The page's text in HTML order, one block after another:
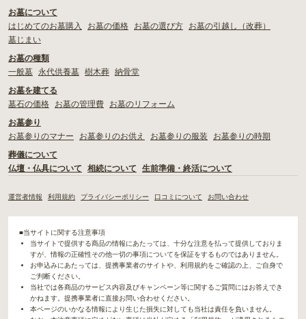
お墓について
はじめてのお墓購入
お墓の価格 お墓の選び方
お墓の引越し（改葬）
墓じまい
お墓の種類
一般墓
永代供養墓 樹木葬 納骨堂
お墓を建てる
墓石の価格
お墓の管理費
お墓のリフォーム
お墓参り
お墓参りのマナー
お墓参りのお供え お墓参りの服装
お墓参りの時期
葬儀について
仏壇・仏具について
相続について 生前準備・終活について
運営者情報 利用規約 プライバシーポリシー 口コミについて お問い合わせ
■当サイトに関する注意事項
当サイトで提供する商品の情報にあたっては、十分な注意を払って提供しておりま
すが、情報の正確性その他一切の事項についてを保証をするものではありません。
お申込みにあたっては、提携事業者のサイトや、利用規約をご確認の上、ご自身で
ご判断ください。
当社では各商品のサービス内容及びキャンペーン等に関するご質問にはお答えでき
かねます。提携事業者に直接お問い合わせください。
本ページのいかなる情報により生じた損失に対しても当社は責任を負いません。